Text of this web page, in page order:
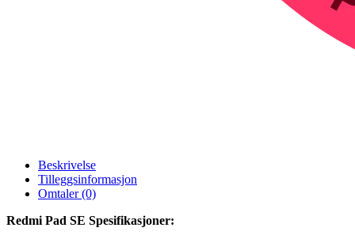
Beskrivelse
Tilleggsinformasjon
Omtaler (0)
Redmi Pad SE Spesifikasjoner: